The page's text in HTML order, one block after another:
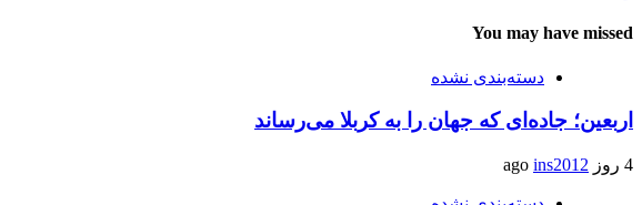
You may have missed
دسته‌بندی نشده
اربعین؛ جاده‌ای که جهان را به کربلا می‌رساند
4 روز ago ins2012